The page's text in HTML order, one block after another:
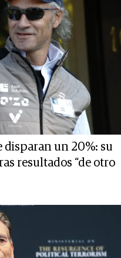
disparan un 20%: su
resultados “de otro